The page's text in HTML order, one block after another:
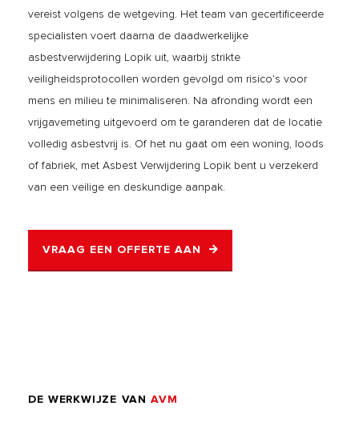
vereist volgens de wetgeving. Het team van gecertificeerde
specialisten voert daarna de daadwerkelijke
asbestverwijdering Lopik uit, waarbij strikte
veiligheidsprotocollen worden gevolgd om risico’s voor
mens en milieu te minimaliseren. Na afronding wordt een
vrijgavemeting uitgevoerd om te garanderen dat de locatie
volledig asbestvrij is. Of het nu gaat om een woning, loods
of fabriek, met Asbest Verwijdering Lopik bent u verzekerd
van een veilige en deskundige aanpak.
VRAAG EEN OFFERTE AAN
DE WERKWIJZE VAN AVM